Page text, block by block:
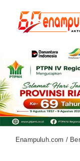
Enampuluh.com /